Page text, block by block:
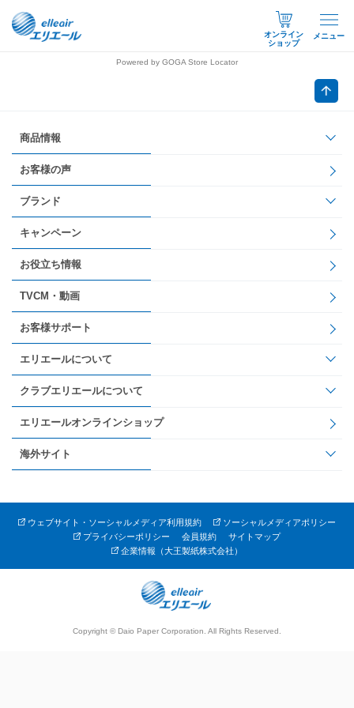
オンライン
ショップ
メニュー
Powered by GOGA Store Locator
商品情報
お客様の声
ブランド
キャンペーン
お役立ち情報
TVCM・動画
お客様サポート
エリエールについて
クラブエリエールについて
エリエールオンラインショップ
海外サイト
ウェブサイト・ソーシャルメディア利用規約
ソーシャルメディアポリシー
プライバシーポリシー
会員規約
サイトマップ
企業情報（大王製紙株式会社）
Copyright © Daio Paper Corporation. All Rights Reserved.